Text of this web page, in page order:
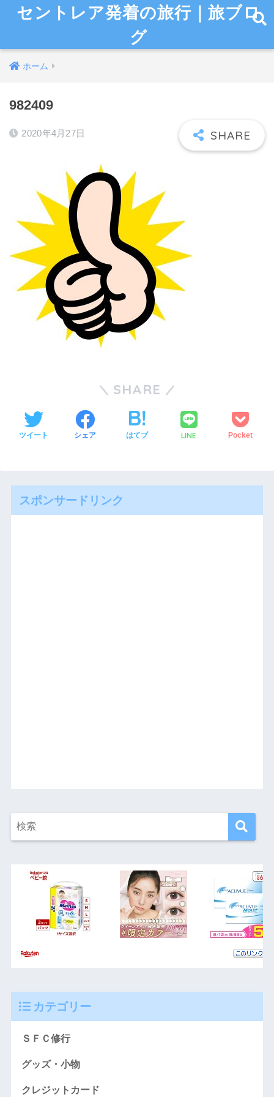
セントレア発着の旅行｜旅ブロ
グ
ホーム
982409
2020年4月27日
SHARE
ツイート シェア はてブ LINE Pocket
スポンサードリンク
カテゴリー
ＳＦＣ修行
グッズ・小物
クレジットカード